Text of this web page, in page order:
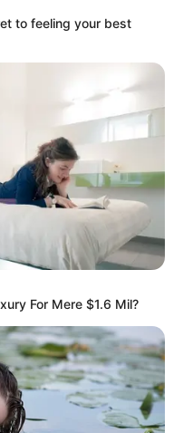
to feeling your best
For Mere $1.6 Mil?